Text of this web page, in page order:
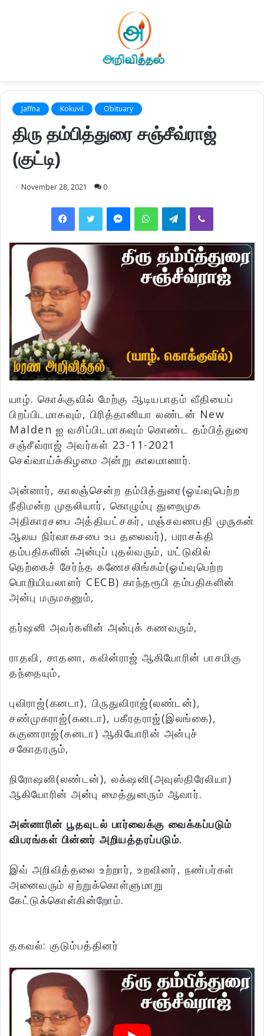
Jaffna Kokuvil Obituary
திரு தம்பித்துரை சஞ்சீவ்ராஜ்
(குட்டி)
November 28, 2021 0
FacebookTwitter MessengerWhatsAppTelegramViber
யாழ். கொக்குவில் மேற்கு ஆடியபாதம் வீதியைப்
பிறப்பிடமாகவும், பிரித்தானியா லண்டன் New
Malden ஐ வசிப்பிடமாகவும் கொண்ட தம்பித்துரை
சஞ்சீவ்ராஜ் அவர்கள் 23-11-2021
செவ்வாய்க்கிழமை அன்று காலமானார்.
அன்னார், காலஞ்சென்ற தம்பித்துரை(ஓய்வுபெற்ற
நீதிமன்ற முதலியார், கொழும்பு துறைமுக
அதிகாரசபை அத்தியட்சகர், மஞ்சவணபதி முருகன்
ஆலய நிர்வாகசபை உப தலைவர்), பராசக்தி
தம்பதிகளின் அன்புப் புதல்வரும், மட்டுவில்
தெற்கைச் சேர்ந்த கணேசலிங்கம்(ஓய்வுபெற்ற
பொறியியலாளர் CECB) காந்தரூபி தம்பதிகளின்
அன்பு மருமகனும்,
தர்ஷனி அவர்களின் அன்புக் கணவரும்,
ராதவி, சாதனா, கவின்ராஜ் ஆகியோரின் பாசமிகு
தந்தையும்,
புவிராஜ்(கனடா), பிருதுவிராஜ்(லண்டன்),
சண்முகராஜ்(கனடா), பகீரதராஜ்(இலங்கை),
சுகுணராஜ்(கனடா) ஆகியோரின் அன்புச்
சகோதரரும்,
நிரோஷனி(லண்டன்), லக்‌ஷனி(அவுஸ்திரேலியா)
ஆகியோரின் அன்பு மைத்துனரும் ஆவார்.
அன்னாரின் பூதவுடல் பார்வைக்கு வைக்கப்படும்
விபரங்கள் பின்னர் அறியத்தரப்படும்.
இவ் அறிவித்தலை உற்றார், உறவினர், நண்பர்கள்
அனைவரும் ஏற்றுக்கொள்ளுமாறு
கேட்டுக்கொள்கின்றோம்.
தகவல்: குடும்பத்தினர்